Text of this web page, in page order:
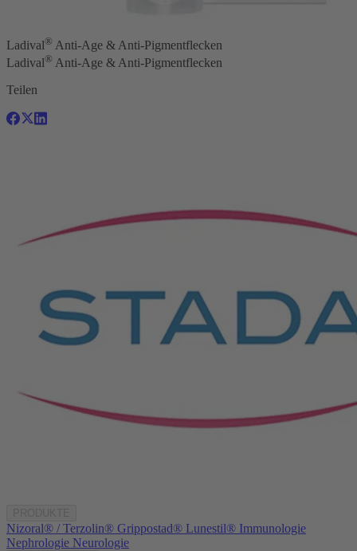
Ladival® Anti-Age & Anti-Pigmentflecken
Ladival® Anti-Age & Anti-Pigmentflecken
Teilen
Nizoral® / Terzolin® Grippostad® Lunestil® Immunologie
Nephrologie Neurologie